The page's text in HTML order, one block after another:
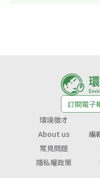
訂閱電子
環境徵才
About us
編
常見問題
隱私權政策